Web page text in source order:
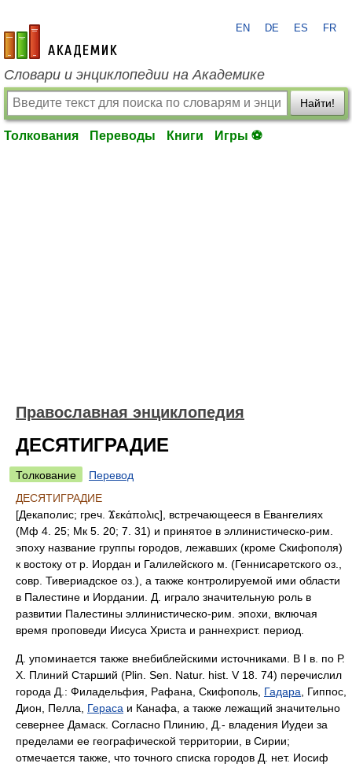
academic.ru
EN DE ES FR
Словари и энциклопедии на Академике
Найти!
Толкования Переводы Книги Игры ⚽
Православная энциклопедия
ДЕСЯТИГРАДИЕ
Толкование
Перевод
ДЕСЯТИГРАДИЕ
[Декаполис; греч. Ϫεκάπολις], встречающееся в Евангелиях
(Мф 4. 25; Мк 5. 20; 7. 31) и принятое в эллинистическо-рим.
эпоху название группы городов, лежавших (кроме Скифополя)
к востоку от р. Иордан и Галилейского м. (Геннисаретского оз.,
совр. Тивериадское оз.), а также контролируемой ими области
в Палестине и Иордании. Д. играло значительную роль в
развитии Палестины эллинистическо-рим. эпохи, включая
время проповеди Иисуса Христа и раннехрист. период.
Д. упоминается также внебиблейскими источниками. В I в. по Р.
Х. Плиний Старший (Plin. Sen. Natur. hist. V 18. 74) перечислил
города Д.: Филадельфия, Рафана, Скифополь, Гадара , Гиппос,
Дион, Пелла, Гераса и Канафа, а также лежащий значительно
севернее Дамаск. Согласно Плинию, Д.- владения Иудеи за
пределами ее географической территории, в Сирии;
отмечается также, что точного списка городов Д. нет. Иосиф